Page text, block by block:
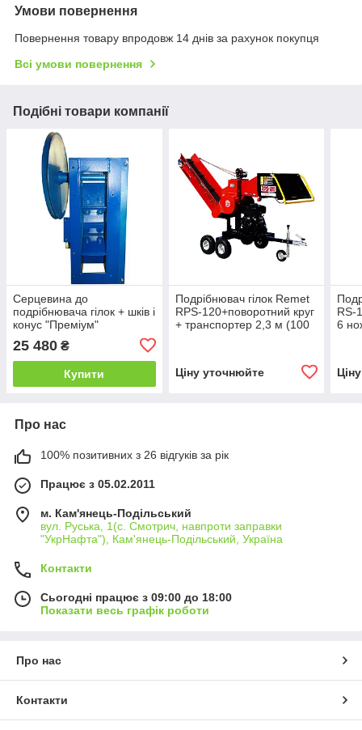
Умови повернення
Повернення товару впродовж 14 днів за рахунок покупця
Всі умови повернення
Подібні товари компанії
Серцевина до
подрібнювача гілок + шків і
конус "Преміум"
25 480 ₴
Купити
Подрібнювач гілок Remet
RPS-120+поворотний круг
+ транспортер 2,3 м (100
Ціну уточнюйте
RS-
6
Про нас
100% позитивних з 26 відгуків за рік
Працює з 05.02.2011
м. Кам'янець-Подільський
вул. Руська, 1(с. Смотрич, навпроти заправки
"УкрНафта"), Кам'янець-Подільський, Україна
Контакти
Сьогодні працює з 09:00 до 18:00
Показати весь графік роботи
Про нас
Контакти